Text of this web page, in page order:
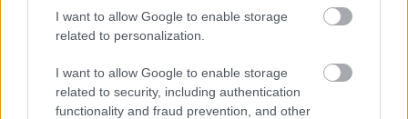
I want to allow Google to enable storage
related to personalization.
I want to allow Google to enable storage
related to security, including authentication
functionality and fraud prevention, and other
świątobliwy— Gdy świętość jest podejrzana...
Mogą Cię zainteresować również hasła